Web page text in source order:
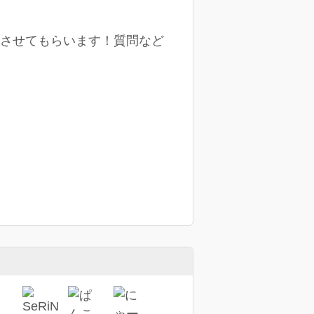
せてもらいます！質問など